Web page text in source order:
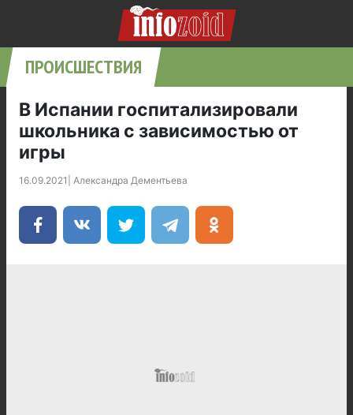
ПРОИСШЕСТВИЯ
В Испании госпитализировали
школьника с зависимостью от
игры
16.09.2021 Александра Дементьева